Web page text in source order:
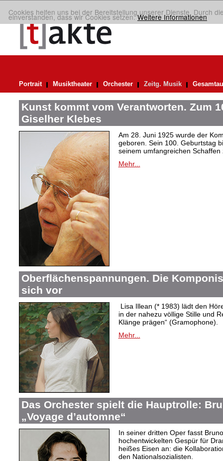
Cookies helfen uns bei der Bereitstellung unserer Dienste. Durch
einverstanden, dass wir Cookies setzen.Weitere Informationen
Portrait Musiktheater Orchester Zeitg. Musik
Kunst kommt vom Verantworten. Zum
Giselher Klebes
Am 28. Juni 1925 wurde der
geboren. Sein 100. Geburtstag
seinem umfangreichen Schaffen
Mehr...
Oberflächenspannungen. Die
sich vor
Lisa Illean (* 1983) lädt den
in der nahezu völlige Stille und
Klänge prägen“ (Gramophone).
Mehr...
Das Orchester spielt die Hauptrolle:
„Voyage d’automne“
In seiner dritten Oper fasst
hochentwickelten Gespür für
heißes Eisen an: die
den Nationalsozialisten.